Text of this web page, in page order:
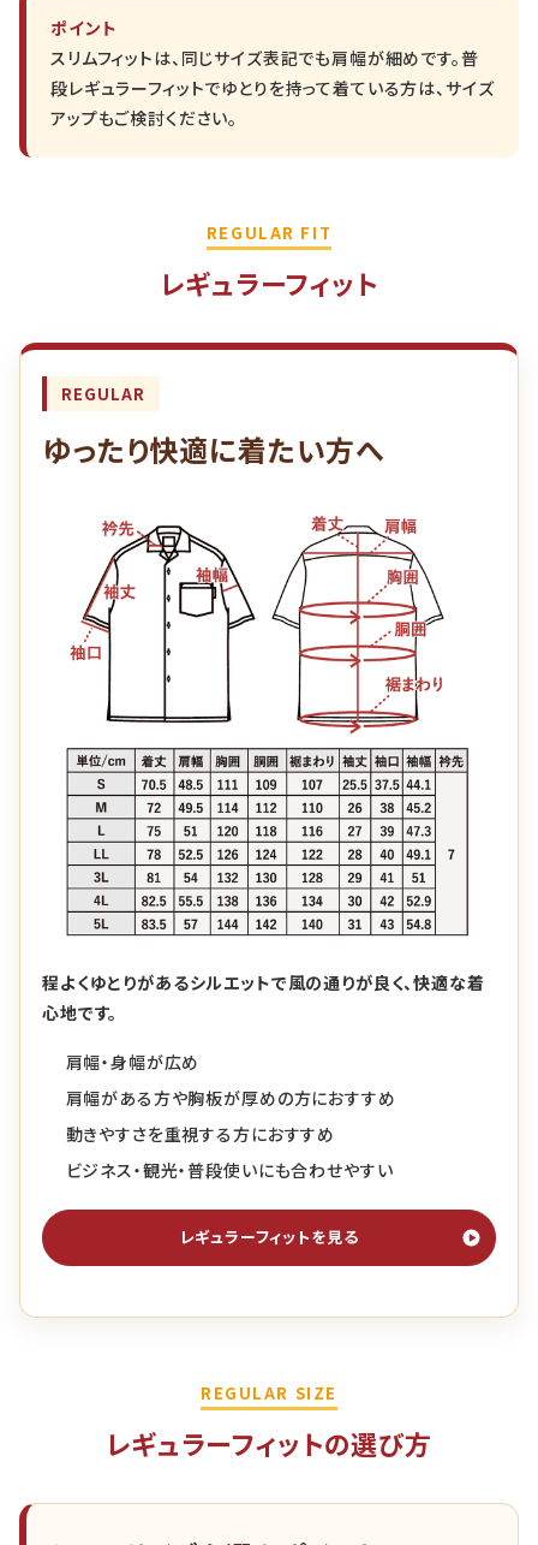
ポイント
スリムフィットは、同じサイズ表記でも肩幅が細めです。普
段レギュラーフィットでゆとりを持って着ている方は、サイズ
アップもご検討ください。
REGULAR FIT
レギュラーフィット
REGULAR
ゆったり快適に着たい方へ
程よくゆとりがあるシルエットで風の通りが良く、快適な着
心地です。
肩幅・身幅が広め
肩幅がある方や胸板が厚めの方におすすめ
動きやすさを重視する方におすすめ
ビジネス・観光・普段使いにも合わせやすい
レギュラーフィットを見る
REGULAR SIZE
レギュラーフィットの選び方